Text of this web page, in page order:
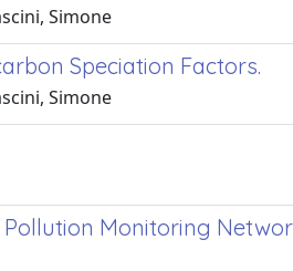
Simone
Speciation Factors.
Simone
Monitoring